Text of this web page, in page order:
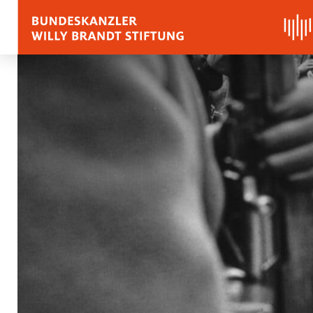
BIOGRAFIE
REDEN, ZITATE
Zitate
Stimmen zu Willy